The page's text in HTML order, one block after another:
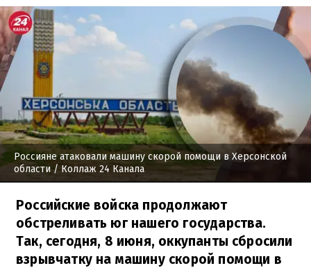
Россияне атаковали машину скорой помощи в Херсонской
области/ Коллаж 24 Канала
Российские войска продолжают
обстреливать юг нашего государства.
Так, сегодня, 8 июня, оккупанты сбросили
взрывчатку на машину скорой помощи в